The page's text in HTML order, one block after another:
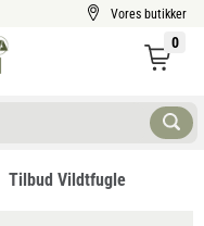
Vores butikker
0
Tilbud Vildtfugle